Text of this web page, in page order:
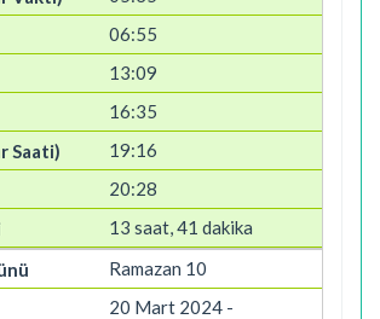
06:55
13:09
16:35
19:16
20:28
13 saat, 41 dakika
Ramazan 10
20 Mart 2024 -